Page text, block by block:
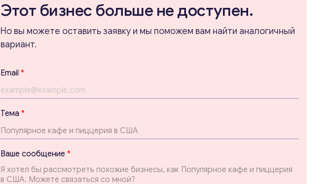
Этот бизнес больше не доступен.
Но вы можете оставить заявку и мы поможем вам найти аналогичный
вариант.
Email *
Тема *
с
о
о
б
Ваше сообщение *